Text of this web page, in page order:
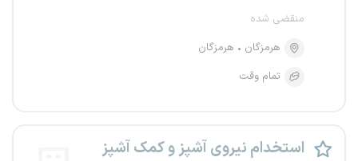
منقضی شده
هرمزگان
هرمزگان
تمام وقت
استخدام نیروی آشپز و کمک آشپز